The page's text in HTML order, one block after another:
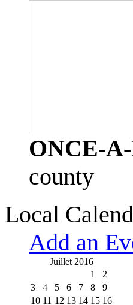
ONCE-
county
Local
Add an
Juillet 2016
1
2
3
4 5 6 7 8
9
10 11 12 13 14 15 16